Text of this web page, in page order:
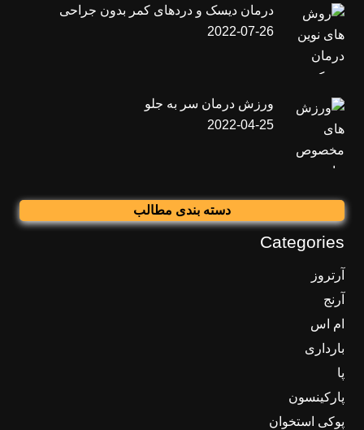
درمان دیسک و دردهای کمر بدون جراحی
2022-07-26
ورزش درمان سر به جلو
2022-04-25
دسته بندی مطالب
Categories
آرتروز
آرنج
ام اس
بارداری
پا
پارکینسون
پوکی استخوان